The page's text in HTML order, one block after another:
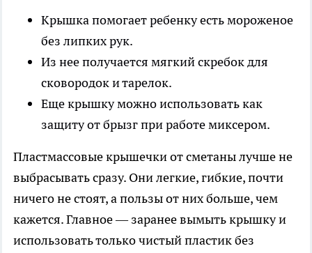
Крышка помогает ребенку есть мороженое
без липких рук.
Из нее получается мягкий скребок для
сковородок и тарелок.
Еще крышку можно использовать как
защиту от брызг при работе миксером.
Пластмассовые крышечки от сметаны лучше не
выбрасывать сразу. Они легкие, гибкие, почти
ничего не стоят, а пользы от них больше, чем
кажется. Главное — заранее вымыть крышку и
использовать только чистый пластик без